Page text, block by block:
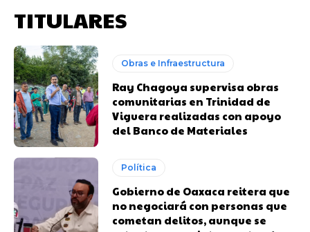
TITULARES
Obras e Infraestructura
Ray Chagoya supervisa obras
comunitarias en Trinidad de
Viguera realizadas con apoyo
del Banco de Materiales
Política
Gobierno de Oaxaca reitera que
no negociará con personas que
cometan delitos, aunque se